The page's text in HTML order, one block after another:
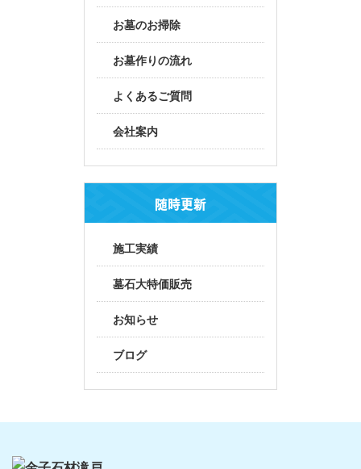
お墓のお掃除
お墓作りの流れ
よくあるご質問
会社案内
随時更新
施工実績
墓石大特価販売
お知らせ
ブログ